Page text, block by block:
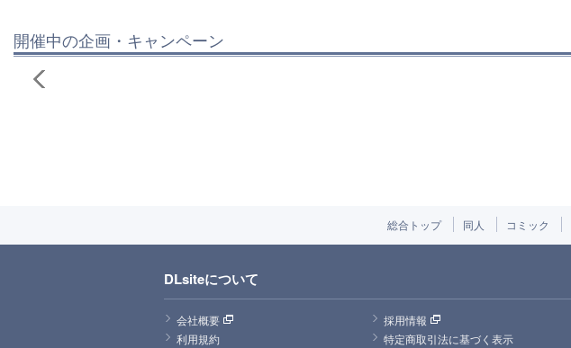
開催中の企画・キャンペーン
総合トップ 同人 コミック
DLsiteについて
会社概要
採用情報
利用規約
特定商取引法に基づく表示